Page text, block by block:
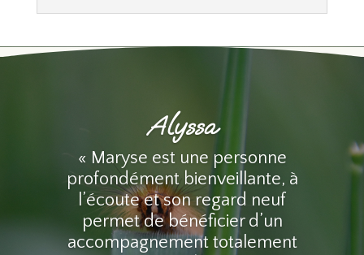
Alyssa
« Maryse est une personne
profondément bienveillante, à
l’écoute et son regard neuf
permet de bénéficier d’un
accompagnement totalement